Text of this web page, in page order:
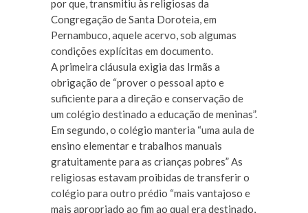
por que, transmitiu às religiosas da
Congregação de Santa Doroteia, em
Pernambuco, aquele acervo, sob algumas
condições explícitas em documento.
A primeira cláusula exigia das Irmãs a
obrigação de “prover o pessoal apto e
suficiente para a direção e conservação de
um colégio destinado a educação de meninas”.
Em segundo, o colégio manteria “uma aula de
ensino elementar e trabalhos manuais
gratuitamente para as crianças pobres” As
religiosas estavam proibidas de transferir o
colégio para outro prédio “mais vantajoso e
mais apropriado ao fim ao qual era destinado,